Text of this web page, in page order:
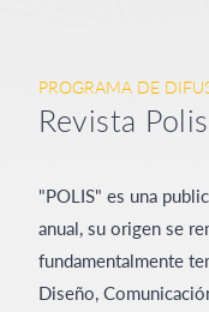
PROGRAMA DE
Revista Polis
"POLIS" es una
anual, su origen se
fundamentalmente
Diseño,